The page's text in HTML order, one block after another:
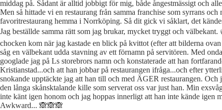
middag på. Sådant är alltid jobbigt för mig, både ångestmässigt och
Men så hittade vi en restaurang från samma franchise som syrrans och
favoritrestaurang hemma i Norrköping. Så dit gick vi såklart, det
Jag beställde samma rätt som jag brukar, mycket tryggt och välbekant.
chocken kom när jag kastade en blick på kvittot (efter att bilderna
såg en välbekant udda stavning av ett förnamn på servitören. Med
googlade jag på Ls storebrors namn och konstaterade att han
Kristianstad...och att han jobbar på restaurangen ifråga...och efter
snokande upptäckte jag att han till och med ÄGER restaurangen. Och
den långa skånsktalande kille som serverat oss var just han. Min
inte känt igen honom och jag hoppas innerligt att han inte kände igen
Awkward... 🙈🙈🙈